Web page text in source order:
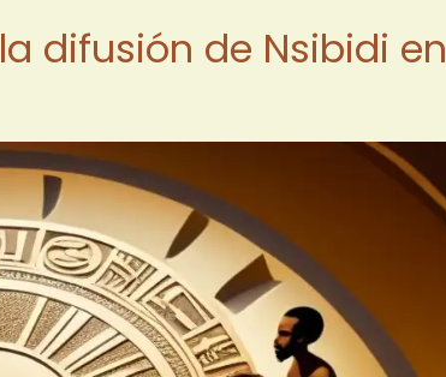
difusión de Nsibidi en